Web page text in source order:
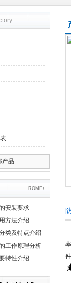
产品
ROME+
安装要求
方法介绍
类及特点介绍
工作原理分析
特性介绍